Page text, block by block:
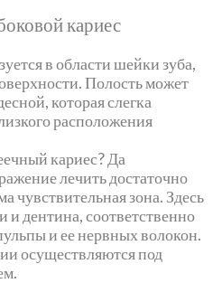
кариес
в области шейки зуба,
Полость может
которая слегка
расположения
кариес? Да
лечить достаточно
чувствительная зона. Здесь
и дентина, соответственно
и ее нервных волокон.
осуществляются под